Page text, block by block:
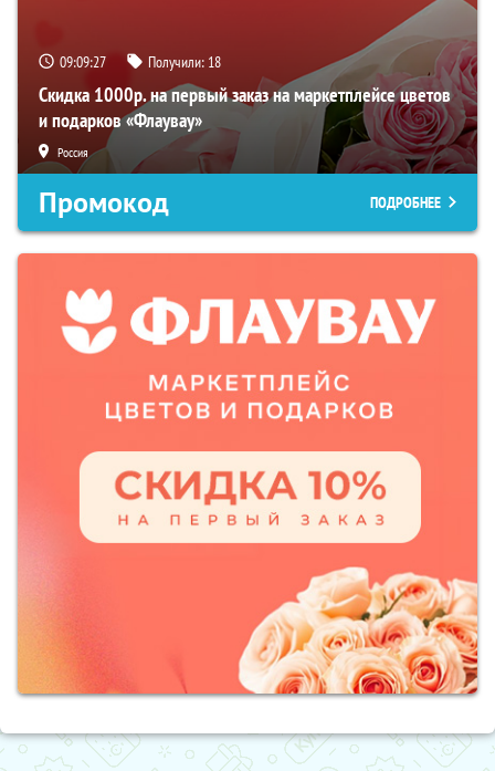
09:09:26 Получили: 18
Скидка 1000р. на первый заказ на маркетплейсе цветов
и подарков «Флаувау»
Россия
Промокод ПОДРОБНЕЕ